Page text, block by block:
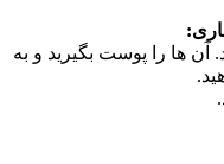
آن ها را پوست بگیرید و به